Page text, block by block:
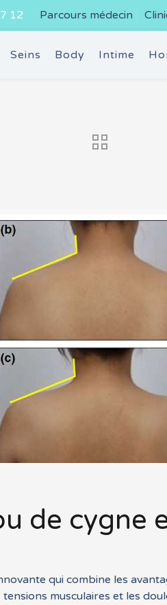
12 Parcours médecin
Seins Body Intime
de cygne
qui combine les
musculaires et les